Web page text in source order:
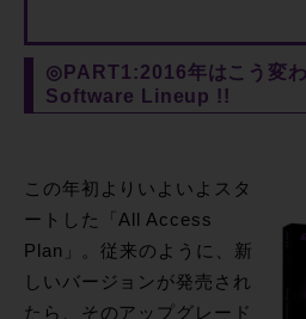
◎PART1:2016年はこう変
Software Lineup !!
この年初よりいよいよスタ
ートした「All Access
Plan」。従来のように、新
しいバージョンが発売され
たら、そのアップグレード